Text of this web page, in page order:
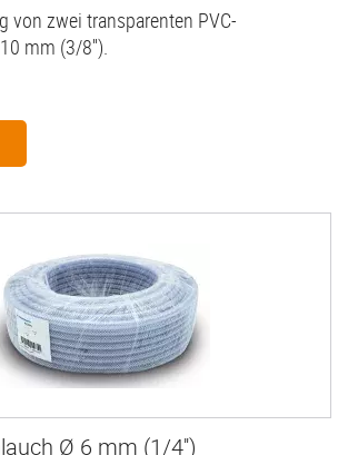
von zwei transparenten PVC-
mm (3/8'').
Ø 6 mm (1/4'')